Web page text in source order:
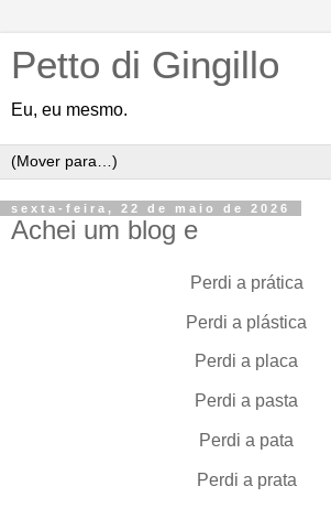
Petto di Gingillo
Eu, eu mesmo.
sexta-feira, 22 de maio de 2026
Achei um blog e
Perdi a prática
Perdi a plástica
Perdi a placa
Perdi a pasta
Perdi a pata
Perdi a prata